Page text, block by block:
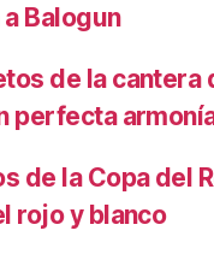
Balogun
de la
perfecta
de la Copa del
rojo y blanco